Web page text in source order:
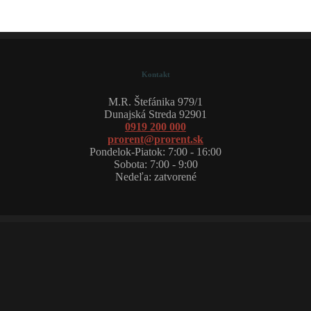
Kontakt
M.R. Štefánika 979/1
Dunajská Streda 92901
0919 200 000
prorent@prorent.sk
Pondelok-Piatok: 7:00 - 16:00
Sobota: 7:00 - 9:00
Nedeľa: zatvorené